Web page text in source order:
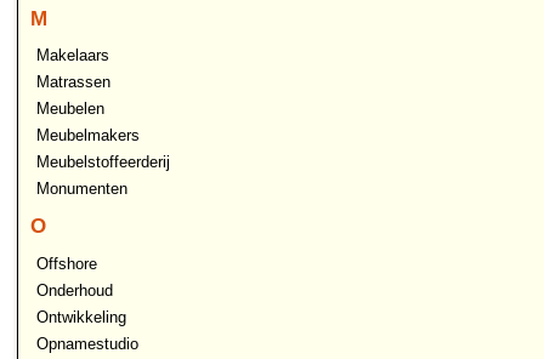
M
Makelaars
Matrassen
Meubelen
Meubelmakers
Meubelstoffeerderij
Monumenten
O
Offshore
Onderhoud
Ontwikkeling
Opnamestudio